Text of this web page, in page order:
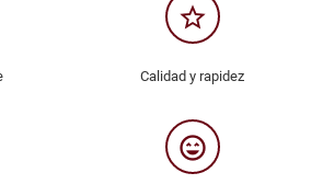
star_border
Calidad y rapidez
sentiment_very_satisfied